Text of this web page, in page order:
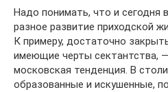
Надо понимать, что и сегодня
разное развитие приходской
К примеру, достаточно
имеющие черты сектантства,
московская тенденция. В
образованные и искушенные,